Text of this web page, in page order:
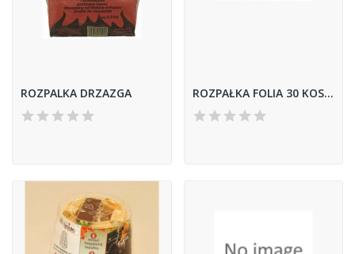
ROZPALKA DRZAZGA ROZPAŁKA FOLIA 30 KOSTEK